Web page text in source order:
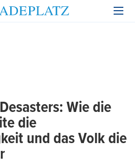
Wie die
die
und das Volk die